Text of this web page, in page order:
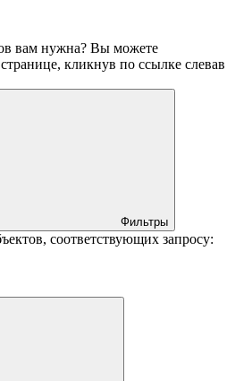
вам нужна? Вы можете
кликнув по ссылке слевав
Фильтры
соответствующих запросу: